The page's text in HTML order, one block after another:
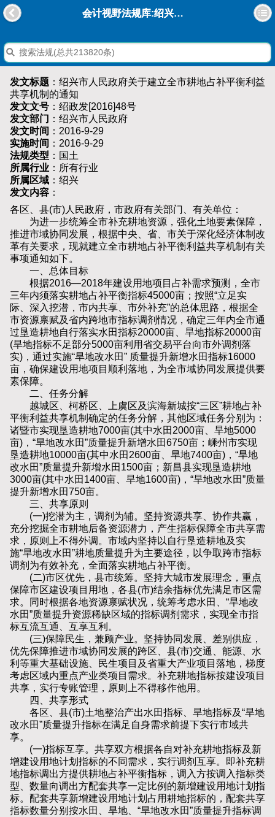
会计视野法规库:绍兴市人民政府关于建立全市耕地占补平衡利益共享机制的通知
发文标题 ：绍兴市人民政府关于建立全市耕地占补平衡利益
共享机制的通知
发文文号 ：绍政发[2016]48号
发文部门 ：绍兴市人民政府
发文时间 ：2016-9-29
实施时间 ：2016-9-29
法规类型 ：国土
所属行业 ：所有行业
所属区域 ：绍兴
发文内容 ：
各区、县(市)人民政府，市政府有关部门、有关单位：
为进一步统筹全市补充耕地资源，强化土地要素保障，
推进市域协同发展，根据中央、省、市关于深化经济体制改
革有关要求，现就建立全市耕地占补平衡利益共享机制有关
事项通知如下。
一、总体目标
根据2016—2018年建设用地项目占补需求预测，全市
三年内须落实耕地占补平衡指标45000亩；按照“立足实
际、深入挖潜，市内共享、市外补充”的总体思路，根据全
市资源禀赋及省内跨地市指标调剂情况，确定三年内全市通
过垦造耕地自行落实水田指标20000亩、旱地指标20000亩
(旱地指标不足部分5000亩利用省交易平台向市外调剂落
实)，通过实施“旱地改水田” 质量提升新增水田指标16000
亩，确保建设用地项目顺利落地，为全市域协同发展提供要
素保障。
二、任务分解
越城区、柯桥区、上虞区及滨海新城按“三区”耕地占补
平衡利益共享机制确定的任务分解，其他区域任务分别为：
诸暨市实现垦造耕地7000亩(其中水田2000亩、旱地5000
亩)，“旱地改水田”质量提升新增水田6750亩；嵊州市实现
垦造耕地10000亩(其中水田2600亩、旱地7400亩)，“旱地
改水田”质量提升新增水田1500亩；新昌县实现垦造耕地
3000亩(其中水田1400亩、旱地1600亩)，“旱地改水田”质量
提升新增水田750亩。
三、共享原则
(一)挖潜为主，调剂为辅。坚持资源共享、协作共赢，
充分挖掘全市耕地后备资源潜力，产生指标保障全市共享需
求，原则上不得外调。市域内坚持以自行垦造耕地及实
施“旱地改水田”耕地质量提升为主要途径，以争取跨市指标
调剂为有效补充，全面落实耕地占补平衡。
(二)市区优先，县市统筹。坚持大城市发展理念，重点
保障市区建设项目用地，各县(市)结余指标优先满足市区需
求。同时根据各地资源禀赋状况，统筹考虑水田、“旱地改
水田”质量提升资源稀缺区域的指标调剂需求，实现全市指
标互流互通、互享互利。
(三)保障民生，兼顾产业。坚持协同发展、差别供应，
优先保障推进市域协同发展的跨区、县(市)交通、能源、水
利等重大基础设施、民生项目及省重大产业项目落地，梯度
考虑区域内重点产业类项目需求。补充耕地指标按建设项目
共享，实行专账管理，原则上不得移作他用。
四、共享形式
各区、县(市)土地整治产出水田指标、旱地指标及“旱地
改水田”质量提升指标在满足自身需求前提下实行市域共
享。
(一)指标互享。共享双方根据各自对补充耕地指标及新
增建设用地计划指标的不同需求，实行调剂互享。即补充耕
地指标调出方提供耕地占补平衡指标，调入方按调入指标类
型、数量向调出方配套共享一定比例的新增建设用地计划指
标。配套共享新增建设用地计划占用耕地指标的，配套共享
指标数量分别按水田、旱地、“旱地改水田”质量提升指标调